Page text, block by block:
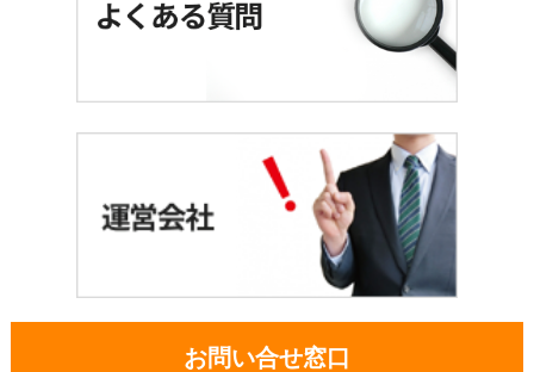
お問い合せ窓口